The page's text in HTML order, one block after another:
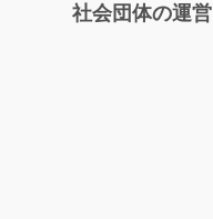
社会団体の運営